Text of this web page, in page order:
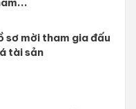
sơ mời tham gia đấu
tài sản